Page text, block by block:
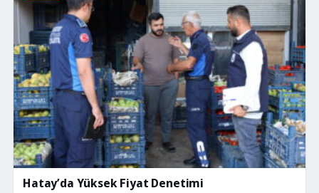
Hatay’da Yüksek Fiyat Denetimi